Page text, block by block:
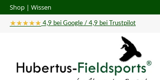
Hauptinhalt springen
Zur Suche springen
Zur Hauptnavigation springen
Shop | Wissen
★★★★★ 4,9 bei Google / 4,9 bei Trustpilot